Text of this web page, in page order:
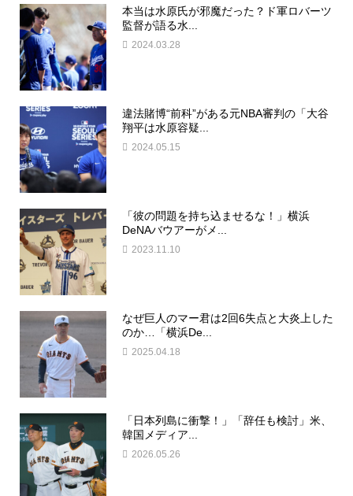
本当は水原氏が邪魔だった？ド軍ロバーツ
監督が語る水...
2024.03.28
違法賭博“前科”がある元NBA審判の「大谷
翔平は水原容疑...
2024.05.15
「彼の問題を持ち込ませるな！」横浜
DeNAバウアーがメ...
2023.11.10
なぜ巨人のマー君は2回6失点と大炎上した
のか…「横浜De...
2025.04.18
「日本列島に衝撃！」「辞任も検討」米、
韓国メディア...
2026.05.26